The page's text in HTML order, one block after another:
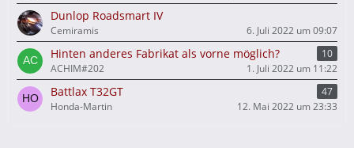
Dunlop Roadsmart IV
Cemiramis 6. Juli 2022 um 09:07
Hinten anderes Fabrikat als vorne möglich?
10
ACHIM#202
1. Juli 2022 um 11:22
Battlax T32GT
47
Honda-Martin
12. Mai 2022 um 23:33